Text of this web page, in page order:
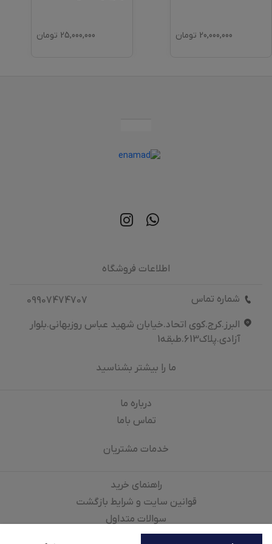
20,000,000 تومان 25,000,000 تومان
اطلاعات فروشگاه
شماره تماس
09907474707
البرز.کرج.کوی اتحاد.خیابان شهید عباس روزبهانی.بلوار
آزادی.پلاک613.طبقه1
ما را بیشتر بشناسید
درباره‌ ما
تماس باما
خدمات مشتریان
راهنمای خرید
قوانین سایت و شرایط بازگشت
سوالات متداول